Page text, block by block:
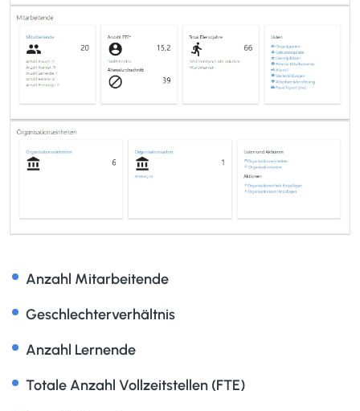
Anzahl Mitarbeitende
Geschlechterverhältnis
Anzahl Lernende
Totale Anzahl Vollzeitstellen (FTE)